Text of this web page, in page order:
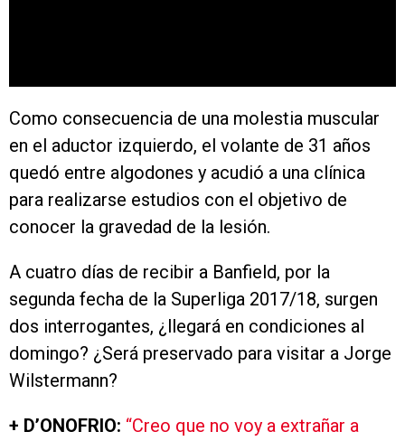
Como consecuencia de una molestia muscular
en el aductor izquierdo, el volante de 31 años
quedó entre algodones y acudió a una clínica
para realizarse estudios con el objetivo de
conocer la gravedad de la lesión.
A cuatro días de recibir a Banfield, por la
segunda fecha de la Superliga 2017/18, surgen
dos interrogantes, ¿llegará en condiciones al
domingo? ¿Será preservado para visitar a Jorge
Wilstermann?
+ D’ONOFRIO: “Creo que no voy a extrañar a